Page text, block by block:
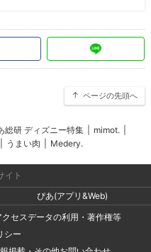
ページの先頭へ
総研 ディズニー特集 mimot.
うまい肉 Medery.
イト
ぴあ(アプリ&Web)
クセスデータの利用・著作権等
シー